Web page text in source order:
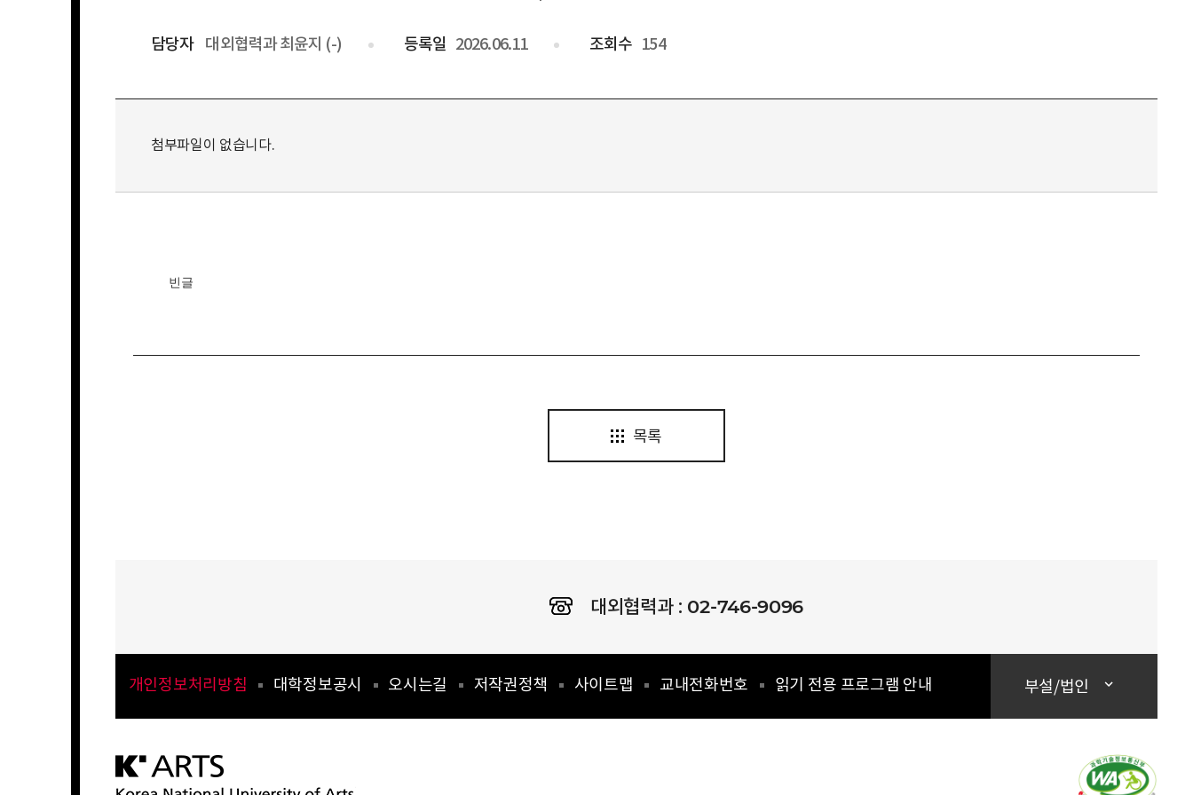
담당자 대외협력과 최윤지 (-) 등록일 2026.06.11 조회수 154
첨부파일이 없습니다.
빈글
목록
대외협력과 : 02-746-9096
개인정보처리방침 대학정보공시 오시는길 저작권정책 사이트맵 교내전화번호 읽기 전용 프로그램 안내 부설/법인